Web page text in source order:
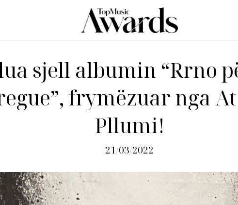
sjell albumin “Rrno
frymëzuar nga
Pllumi!
21/03/2022